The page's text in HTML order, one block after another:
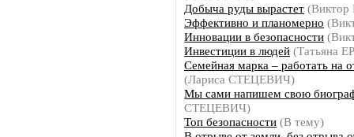
Добыча руды вырастет
Эффективно и планомерно
Инновации в безопасности
Инвестиции в людей (Татьяна
Семейная марка – работать на
(Лариса СТЕЦЕВИЧ)
Мы сами напишем свою
СТЕЦЕВИЧ)
Топ безопасности (В тему)